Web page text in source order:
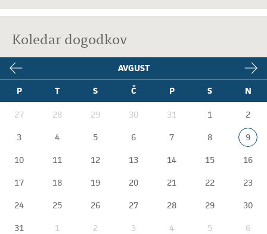
Koledar dogodkov
AVGUST
P
T S Č P S N
27 28 29 30 31 1
2
3
4 5 6 7 8
9
10
11 12 13 14 15
16
17
18 19 20 21 22
23
24
25 26 27 28 29
30
31
1 2 3 4 5 6